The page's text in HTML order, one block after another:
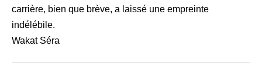
carrière, bien que brève, a laissé une empreinte
indélébile.
Wakat Séra